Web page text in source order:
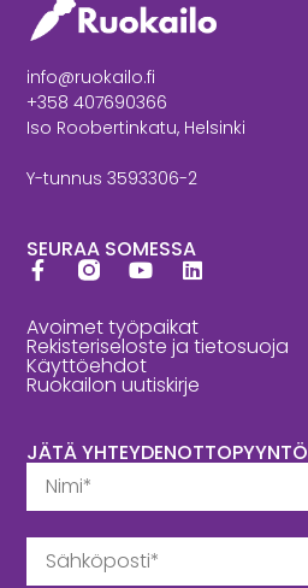
info@ruokailo.fi
+358 407690366
Iso Roobertinkatu, Helsinki
Y-tunnus 3593306-2
SEURAA SOMESSA
Avoimet työpaikat
Rekisteriseloste ja tietosuoja
Käyttöehdot
Ruokailon uutiskirje
JÄTÄ YHTEYDENOTTOPYYNTÖ